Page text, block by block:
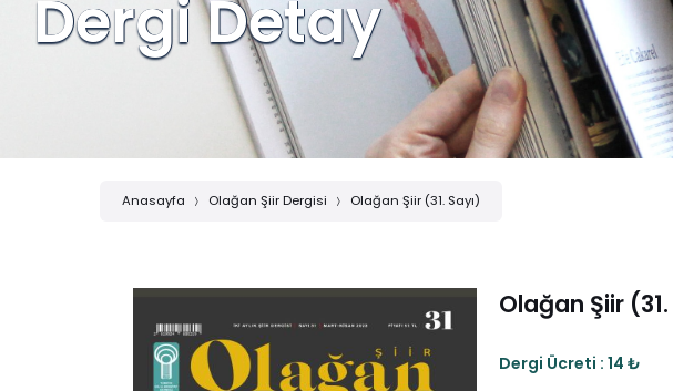
Dergi Detay
Anasayfa Olağan Şiir Dergisi Olağan Şiir (31. Sayı)
Olağan Şiir
Dergi Ücreti : 14 ₺